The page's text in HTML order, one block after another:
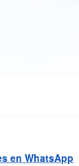
en WhatsApp